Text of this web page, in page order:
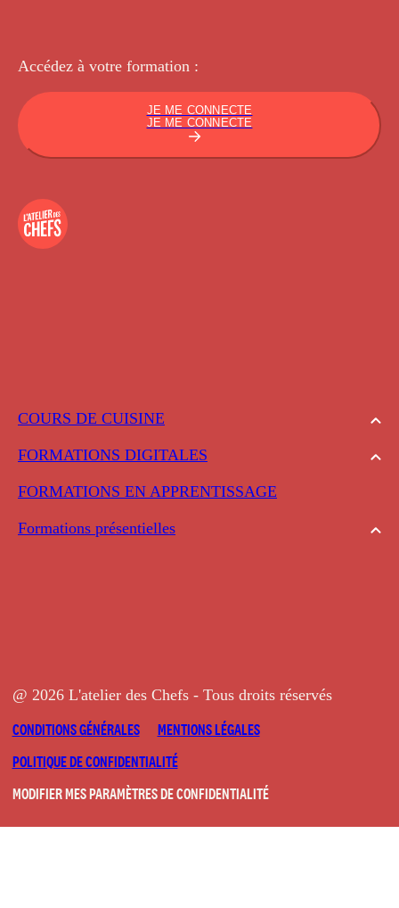
COURS DE CUISINE
FORMATIONS DIGITALES
FORMATIONS EN APPRENTISSAGE
Formations présentielles
Accédez à votre formation :
JE ME CONNECTE
JE ME CONNECTE
@ 2026 L'atelier des Chefs - Tous droits réservés
CONDITIONS GÉNÉRALES
MENTIONS LÉGALES
POLITIQUE DE CONFIDENTIALITÉ
MODIFIER MES PARAMÈTRES DE CONFIDENTIALITÉ